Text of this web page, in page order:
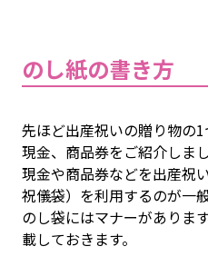
のし紙の書き方
先ほど出産祝いの贈り物の
現金、商品券をご紹介しまし
現金や商品券などを出産祝
祝儀袋）を利用するのが一般
のし袋にはマナーがありま
載しておきます。